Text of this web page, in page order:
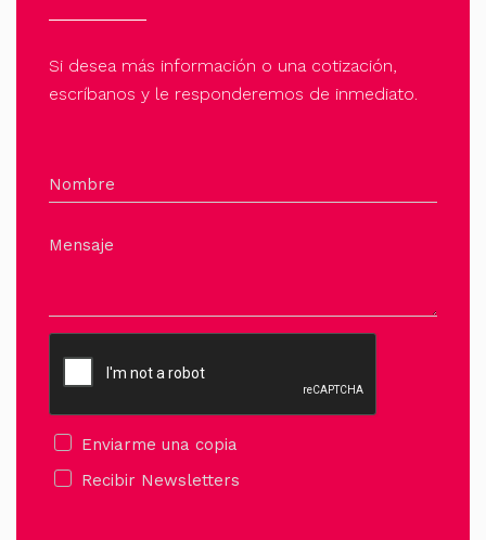
Si desea más información o una cotización,
escríbanos y le responderemos de inmediato.
Nombre
Mensaje
Enviarme una copia
Recibir Newsletters